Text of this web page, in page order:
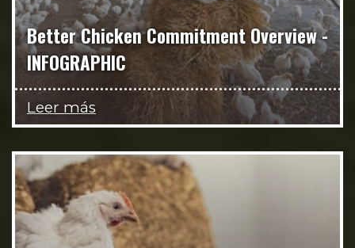
Better Chicken Commitment Overview -
INFOGRAPHIC
Leer más